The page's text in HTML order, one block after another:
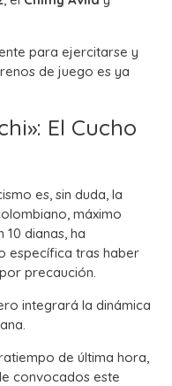
para ejercitarse y
de juego es ya
El Cucho
es, sin duda, la
máximo
dianas, ha
específica tras haber
precaución.
integrará la dinámica
de última hora,
convocados este